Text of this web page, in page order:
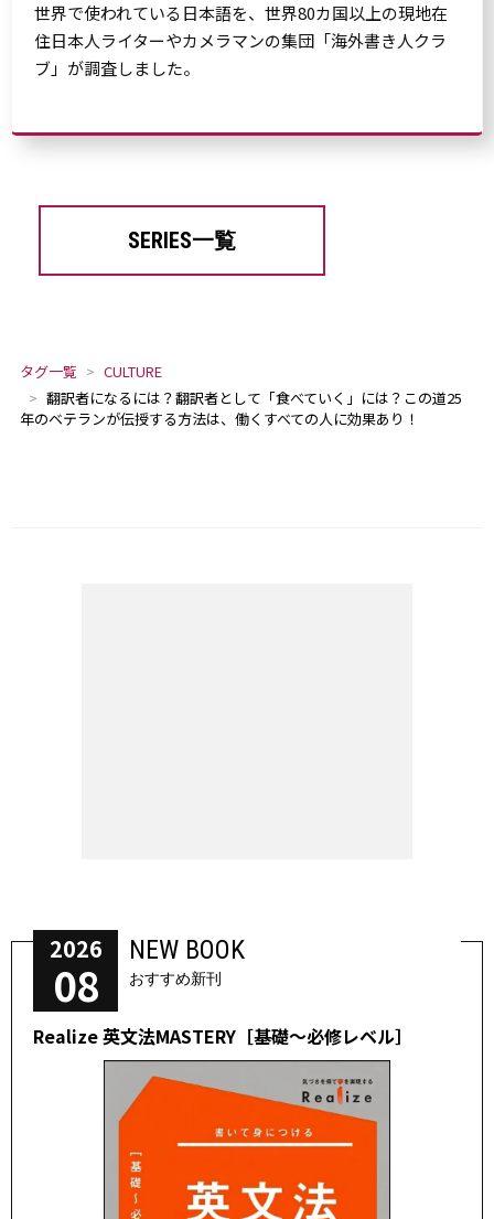
世界で使われている日本語を、世界80カ国以上の現地在
住日本人ライターやカメラマンの集団「海外書き人クラ
ブ」が調査しました。
SERIES一覧
タグ一覧
CULTURE
翻訳者になるには？翻訳者として「食べていく」には？この道25
年のベテランが伝授する方法は、働くすべての人に効果あり！
2026
08
NEW BOOK
おすすめ新刊
Realize 英文法MASTERY［基礎～必修レベル］